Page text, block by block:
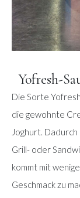
Yofresh-
Die Sorte
die gewohnte
Joghurt.
Grill- oder
kommt mit
Geschmack zu